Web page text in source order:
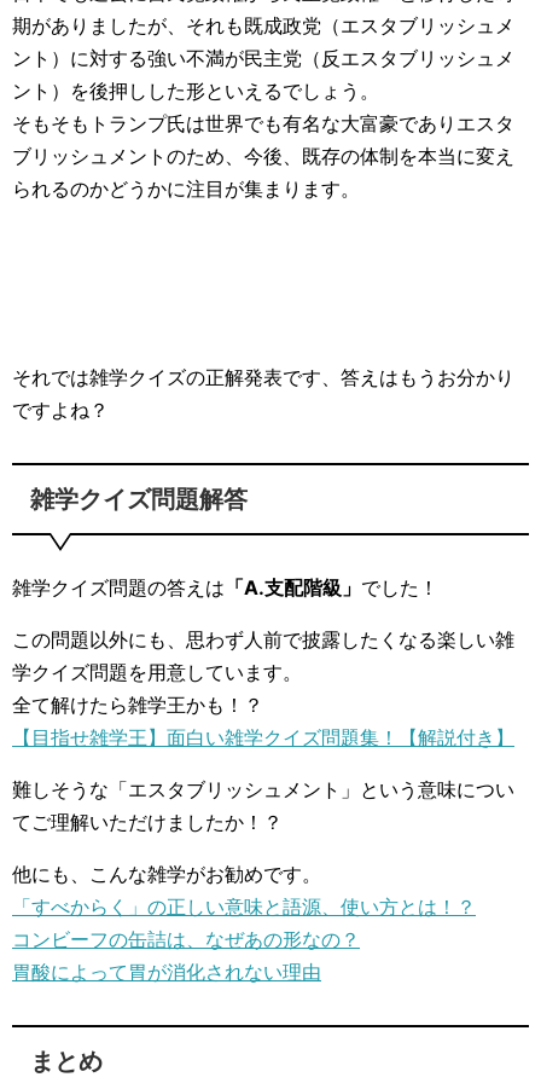
期がありましたが、それも既成政党（エスタブリッシュメ
ント）に対する強い不満が民主党（反エスタブリッシュメ
ント）を後押しした形といえるでしょう。
そもそもトランプ氏は世界でも有名な大富豪でありエスタ
ブリッシュメントのため、今後、既存の体制を本当に変え
られるのかどうかに注目が集まります。
それでは雑学クイズの正解発表です、答えはもうお分かり
ですよね？
雑学クイズ問題解答
雑学クイズ問題の答えは 「A.支配階級」 でした！
この問題以外にも、思わず人前で披露したくなる楽しい雑
学クイズ問題を用意しています。
全て解けたら雑学王かも！？
【目指せ雑学王】面白い雑学クイズ問題集！【解説付き】
難しそうな「エスタブリッシュメント」という意味につい
てご理解いただけましたか！？
他にも、こんな雑学がお勧めです。
「すべからく」の正しい意味と語源、使い方とは！？
コンビーフの缶詰は、なぜあの形なの？
胃酸によって胃が消化されない理由
まとめ